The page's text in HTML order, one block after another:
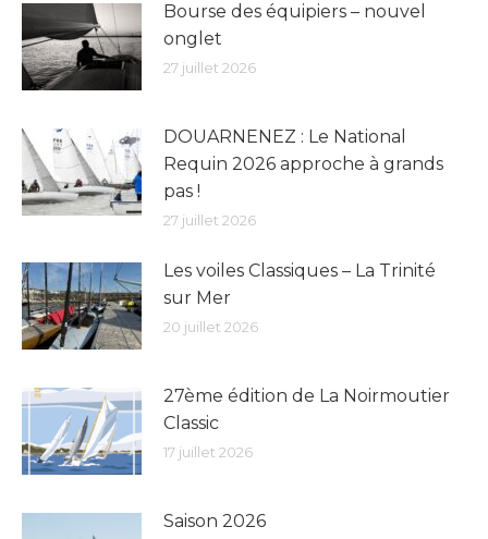
Bourse des équipiers – nouvel
onglet
27 juillet 2026
DOUARNENEZ : Le National
Requin 2026 approche à grands
pas !
27 juillet 2026
Les voiles Classiques – La Trinité
sur Mer
20 juillet 2026
27ème édition de La Noirmoutier
Classic
17 juillet 2026
Saison 2026